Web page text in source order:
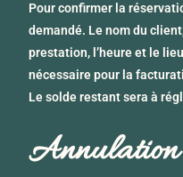
Pour confirmer la
demandé. Le nom du
prestation, l’heure et le
nécessaire pour la
Le solde restant sera à
Annulation